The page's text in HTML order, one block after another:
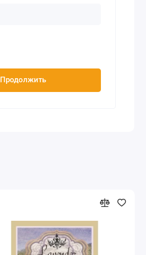
Продолжить